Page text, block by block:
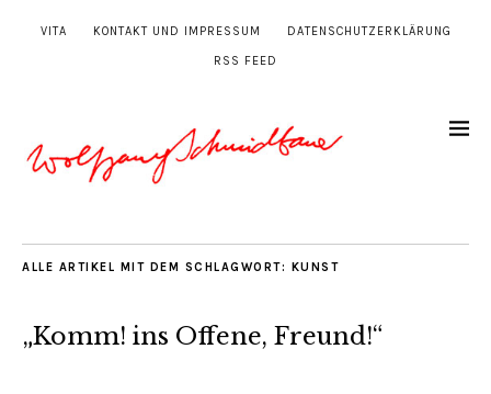
VITA KONTAKT UND IMPRESSUM DATENSCHUTZERKLÄRUNG
RSS FEED
ALLE ARTIKEL MIT DEM SCHLAGWORT: KUNST
„Komm! ins Offene, Freund!“